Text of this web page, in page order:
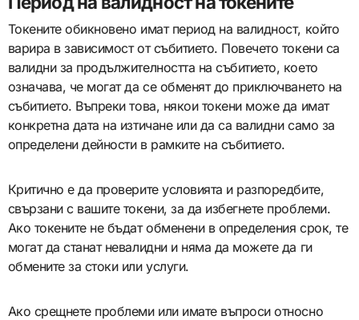
Токените обикновено имат период на валидност, който
варира в зависимост от събитието. Повечето токени са
валидни за продължителността на събитието, което
означава, че могат да се обменят до приключването на
събитието. Въпреки това, някои токени може да имат
конкретна дата на изтичане или да са валидни само за
определени дейности в рамките на събитието.
Критично е да проверите условията и разпоредбите,
свързани с вашите токени, за да избегнете проблеми.
Ако токените не бъдат обменени в определения срок, те
могат да станат невалидни и няма да можете да ги
обмените за стоки или услуги.
Ако срещнете проблеми или имате въпроси относно